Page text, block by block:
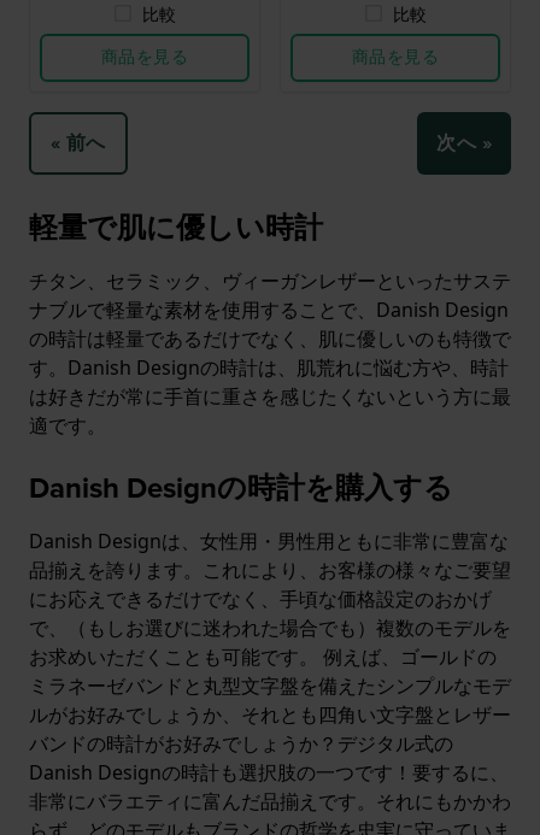
比較
商品を見る
比較
商品を見る
« 前へ 次へ »
軽量で肌に優しい時計
チタン、セラミック、ヴィーガンレザーといったサステ
ナブルで軽量な素材を使用することで、Danish Design
の時計は軽量であるだけでなく、肌に優しいのも特徴で
す。Danish Designの時計は、肌荒れに悩む方や、時計
は好きだが常に手首に重さを感じたくないという方に最
適です。
Danish Designの時計を購入する
Danish Designは、女性用・男性用ともに非常に豊富な
品揃えを誇ります。これにより、お客様の様々なご要望
にお応えできるだけでなく、手頃な価格設定のおかげ
で、（もしお選びに迷われた場合でも）複数のモデルを
お求めいただくことも可能です。 例えば、ゴールドの
ミラネーゼバンドと丸型文字盤を備えたシンプルなモデ
ルがお好みでしょうか、それとも四角い文字盤とレザー
バンドの時計がお好みでしょうか？デジタル式の
Danish Designの時計も選択肢の一つです！要するに、
非常にバラエティに富んだ品揃えです。それにもかかわ